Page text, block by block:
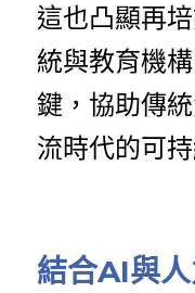
這也凸顯再
統與教育機
鍵，協助傳
流時代的可
結合AI與